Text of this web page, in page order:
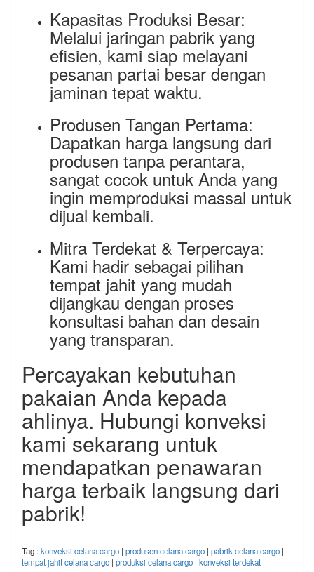
Kapasitas Produksi Besar:
Melalui jaringan pabrik yang
efisien, kami siap melayani
pesanan partai besar dengan
jaminan tepat waktu.
Produsen Tangan Pertama:
Dapatkan harga langsung dari
produsen tanpa perantara,
sangat cocok untuk Anda yang
ingin memproduksi massal untuk
dijual kembali.
Mitra Terdekat & Terpercaya:
Kami hadir sebagai pilihan
tempat jahit yang mudah
dijangkau dengan proses
konsultasi bahan dan desain
yang transparan.
Percayakan kebutuhan
pakaian Anda kepada
ahlinya. Hubungi konveksi
kami sekarang untuk
mendapatkan penawaran
harga terbaik langsung dari
pabrik!
Tag :konveksi celana cargo | produsen celana cargo | pabrik celana cargo |
tempat jahit celana cargo | produksi celana cargo | konveksi terdekat |